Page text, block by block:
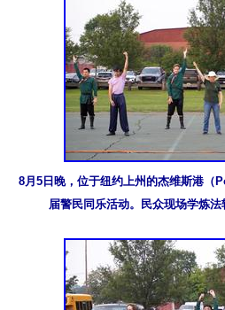
8月5日晚，位于纽约上州的杰维斯港（
届警民同乐活动。民众现场学炼法